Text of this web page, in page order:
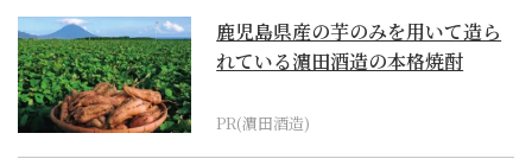
鹿児島県産の芋のみを用いて造ら
れている濵田酒造の本格焼酎
PR(濵田酒造)